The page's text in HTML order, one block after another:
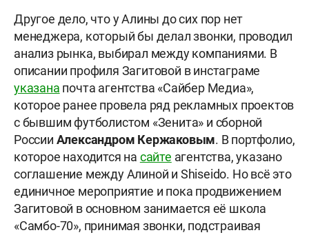
Другое дело, что у Алины до сих пор нет
менеджера, который бы делал звонки, проводил
анализ рынка, выбирал между компаниями. В
описании профиля Загитовой в инстаграме
указана почта агентства «Сайбер Медиа»,
которое ранее провела ряд рекламных проектов
с бывшим футболистом «Зенита» и сборной
России Александром Кержаковым. В портфолио,
которое находится на сайте агентства, указано
соглашение между Алиной и Shiseido. Но всё это
единичное мероприятие и пока продвижением
Загитовой в основном занимается её школа
«Самбо-70», принимая звонки, подстраивая